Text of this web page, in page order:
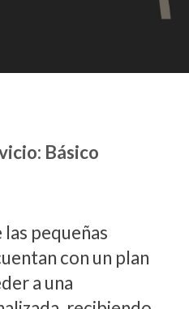
Básico
pequeñas
con un plan
a una